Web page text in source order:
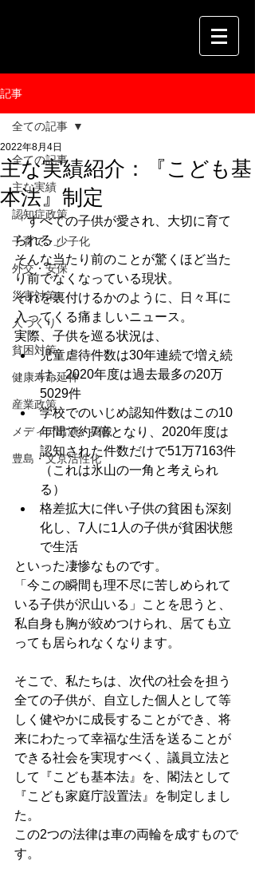
記事
全ての記事
主な実績
認知症政策
子育て・少子化
外交・安保
災害対策
人づくり
貧困対策
健康寿命延伸
産業政策
メディア出演・掲載
豊島・文京活性化
全ての記事
主な実績紹介：『こども基
本法』制定
2022年8月4日
「すべての子供が愛され、大切に育て
られる」
そんな当たり前のことが驚くほど当た
り前でなくなっている現状。
それを裏付けるかのように、日々耳に
入ってくる痛ましいニュース。
実際、子供を巡る状況は、
児童虐待件数は30年連続で増え続
け、2020年度は過去最多の20万
5029件
学校でのいじめ認知件数はこの10
年間で約7倍となり、2020年度は
認知された件数だけで51万7163件
（これは氷山の一角と考えられ
る）
格差拡大に伴い子供の貧困も深刻
化し、7人に1人の子供が貧困状態
で生活
といった凄惨なものです。
「今この瞬間も理不尽に苦しめられて
いる子供が沢山いる」ことを思うと、
私自身も胸が絞めつけられ、居ても立
っても居られなくなります。
そこで、私たちは、次代の社会を担う
全ての子供が、自立した個人として等
しく健やかに成長することができ、将
来にわたって幸福な生活を送ることが
できる社会を実現すべく、議員立法と
して『こども基本法』を、閣法として
『こども家庭庁設置法』を制定しまし
た。
この2つの法律は車の両輪を成すもので
す。